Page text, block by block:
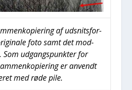
af udsnits­for­
foto samt det mod­
udgangs­punk­ter for
er anvendt
med røde pile.